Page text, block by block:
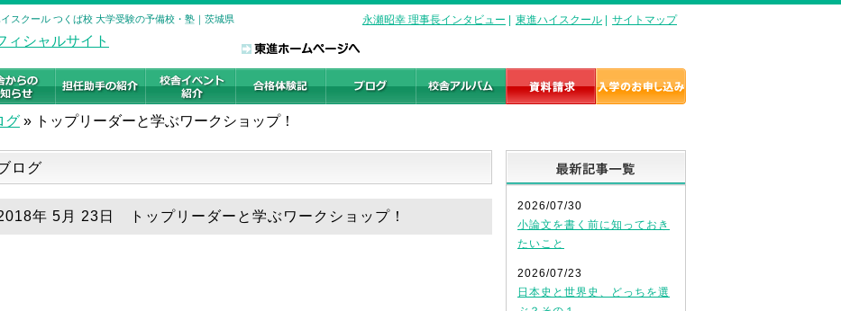
スクール つくば校 大学受験の予備校・塾｜茨城県 永瀬昭幸 理事長インタビュー 東進ハイスクール サイトマップ
グ » トップリーダーと学ぶワークショップ！
ログ
年 5月 23日 トップリーダーと学ぶワークショップ！
2026/07/30
小論文を書く前に知っておき
たいこと
2026/07/23
日本史と世界史、どっちを選